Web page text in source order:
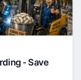
- Save